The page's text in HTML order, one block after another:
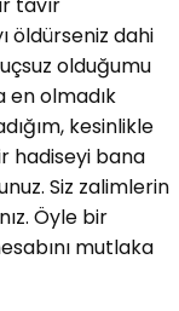
öldürseniz dahi
olduğumu
en olmadık
kesinlikle
hadiseyi bana
Siz zalimlerin
Öyle bir
mutlaka